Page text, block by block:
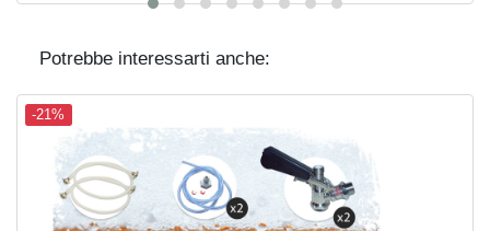
Potrebbe interessarti anche:
-21%